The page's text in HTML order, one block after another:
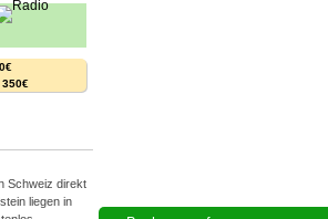
350€
Schweiz direkt
liegen in